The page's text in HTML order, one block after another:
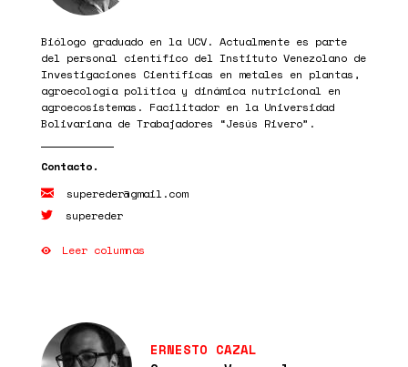
Biólogo graduado en la UCV. Actualmente es parte
del personal científico del Instituto Venezolano de
Investigaciones Científicas en metales en plantas,
agroecología política y dinámica nutricional en
agroecosistemas. Facilitador en la Universidad
Bolivariana de Trabajadores “Jesús Rivero”.
supereder@gmail.com
supereder
Leer columnas
ERNESTO CAZAL